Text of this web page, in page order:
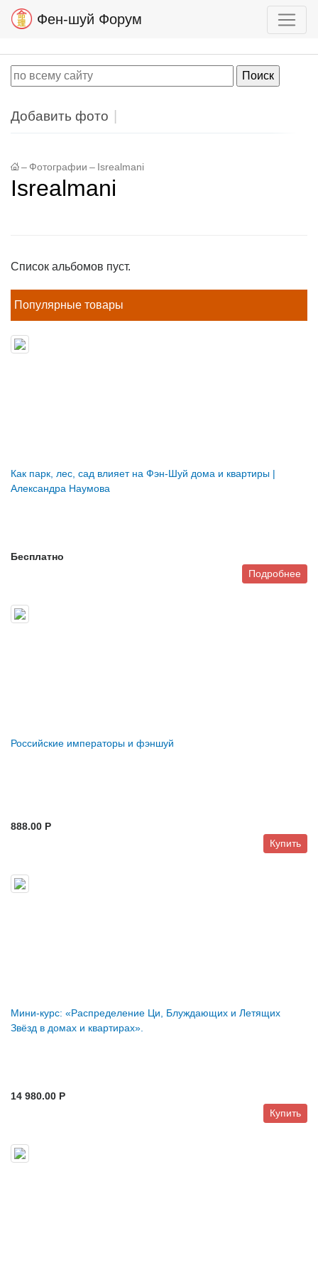
Фен-шуй Форум
Добавить фото
– Фотографии – Isrealmani
Isrealmani
Список альбомов пуст.
Популярные товары
Как парк, лес, сад влияет на Фэн-Шуй дома и квартиры |
Александра Наумова
Бесплатно
Подробнее
Российские императоры и фэншуй
888.00 P
Купить
Мини-курс: «Распределение Ци, Блуждающих и Летящих
Звёзд в домах и квартирах».
14 980.00 P
Купить